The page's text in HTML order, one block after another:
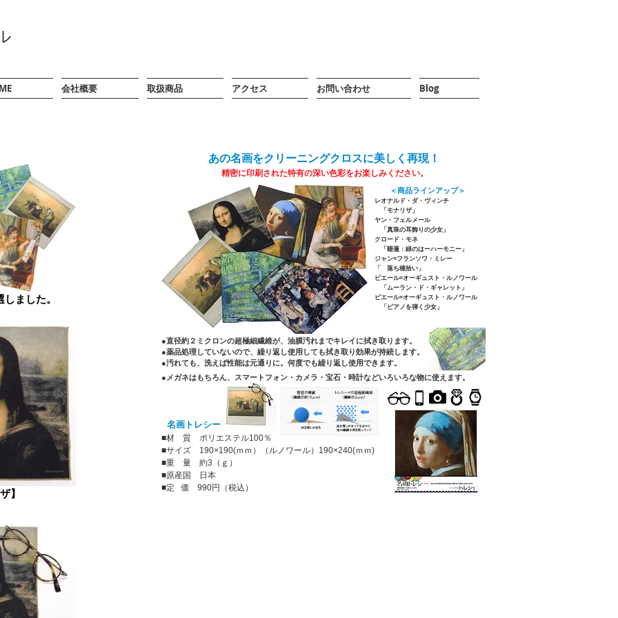
会社概要 取扱商品 アクセス お問い合わせ Blog
ました。
】
あの名画をクリーニングクロスに美しく再現！
精密に印刷された特有の深い色彩をお楽しみください。
●直径約２ミクロンの超極細繊維が、油膜汚れまでキレイに拭き取ります。
●薬品処理していないので、繰り返し使用しても拭き取り効果が持続します。
●汚れても、洗えば性能は元通りに。何度でも繰り返し使用できます。
＜商品ラインアップ＞
レオナルド・ダ・ヴィンチ
「モナリザ」
ヤン・フェルメール
「真珠の耳飾りの少女」
クロード・モネ
「睡蓮：緑のはーハーモニー」
ジャン=フランソワ・ミレー
「 落ち穂拾い 」
ピエール=オーギュスト・ルノワール
「ムーラン・ド・ギャレット」
ピエール=オーギュスト・ルノワール
「ピアノを弾く少女」
■材 質 ポリエステル100％
■サイズ 190×190(ｍｍ）（ルノワール）190×240(ｍｍ)
■重 量 約3（ｇ）
■原産国 日本
■定 価 990円（税込）
名画トレシー
●メガネはもちろん、スマートフォン・カメラ・宝石・時計などいろいろな物に使えます。